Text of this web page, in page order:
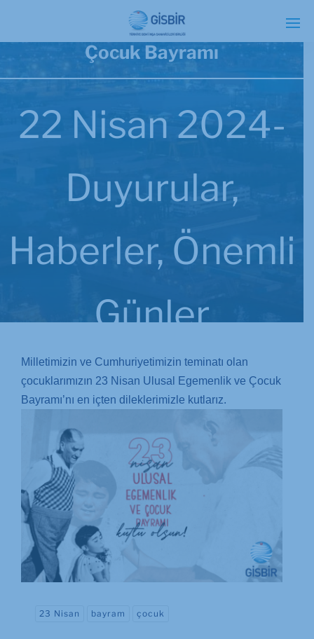
23 Nisan Ulusal Egemenlik ve
Çocuk Bayramı
22 Nisan 2024-
Duyurular,
Haberler, Önemli
Günler
Milletimizin ve Cumhuriyetimizin teminatı olan
çocuklarımızın 23 Nisan Ulusal Egemenlik ve Çocuk
Bayramı’nı en içten dileklerimizle kutlarız.
23 Nisan bayram çocuk